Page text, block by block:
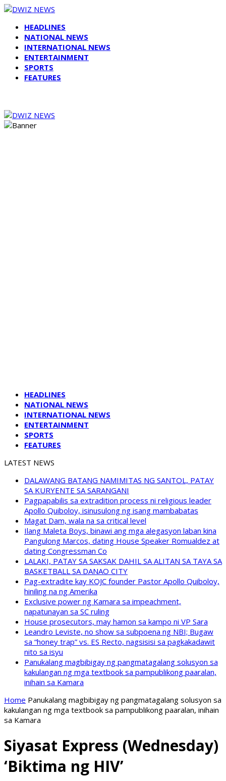
HEADLINES
NATIONAL NEWS
INTERNATIONAL NEWS
ENTERTAINMENT
SPORTS
FEATURES
HEADLINES
NATIONAL NEWS
INTERNATIONAL NEWS
ENTERTAINMENT
SPORTS
FEATURES
LATEST NEWS
DALAWANG BATANG NAMIMITAS NG SANTOL, PATAY
SA KURYENTE SA SARANGANI
Pagpapabilis sa extradition process ni religious leader
Apollo Quiboloy, isinusulong ng isang mambabatas
Magat Dam, wala na sa critical level
Ilang Maleta Boys, binawi ang mga alegasyon laban kina
Pangulong Marcos, dating House Speaker Romualdez at
dating Congressman Co
LALAKI, PATAY SA SAKSAK DAHIL SA ALITAN SA TAYA SA
BASKETBALL SA DANAO CITY
Pag-extradite kay KOJC founder Pastor Apollo Quiboloy,
hiniling na ng Amerika
Exclusive power ng Kamara sa impeachment,
napatunayan sa SC ruling
House prosecutors, may hamon sa kampo ni VP Sara
Leandro Leviste, no show sa subpoena ng NBI; Bugaw
sa “honey trap” vs. ES Recto, nagsisisi sa pagkakadawit
nito sa isyu
Panukalang magbibigay ng pangmatagalang solusyon sa
kakulangan ng mga textbook sa pampublikong paaralan,
inihain sa Kamara
Home Panukalang magbibigay ng pangmatagalang solusyon sa
kakulangan ng mga textbook sa pampublikong paaralan, inihain
sa Kamara
Siyasat Express (Wednesday)
‘Biktima ng HIV’